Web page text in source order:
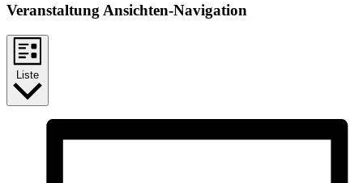
Veranstaltung Ansichten-Navigation
Liste